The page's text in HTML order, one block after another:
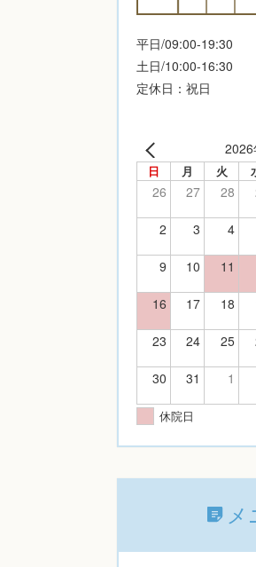
平日/09:00-19:30
土日/10:00-16:30
定休日：祝日
2026
日 月 火
26 27 28
2 3 4
9 10 11
16 17 18
23 24 25
30 31 1
休院日
メ